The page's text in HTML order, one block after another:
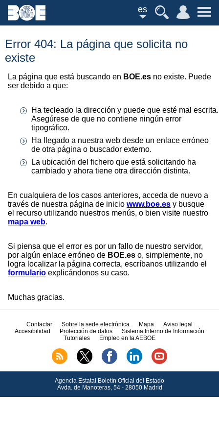
es
Error 404: La página que solicita no
existe
La página que está buscando en BOE.es no existe. Puede
ser debido a que:
Ha tecleado la dirección y puede que esté mal escrita.
Asegúrese de que no contiene ningún error
tipográfico.
Ha llegado a nuestra web desde un enlace erróneo
de otra página o buscador externo.
La ubicación del fichero que está solicitando ha
cambiado y ahora tiene otra dirección distinta.
En cualquiera de los casos anteriores, acceda de nuevo a
través de nuestra página de inicio www.boe.es y busque
el recurso utilizando nuestros menús, o bien visite nuestro
mapa web.
Si piensa que el error es por un fallo de nuestro servidor,
por algún enlace erróneo de BOE.es o, simplemente, no
logra localizar la página correcta, escríbanos utilizando el
formulario explicándonos su caso.
Muchas gracias.
Contactar Sobre la sede electrónica Mapa
Aviso legal
Accesibilidad
Protección de datos
Sistema Interno de Información
Tutoriales
Empleo en la AEBOE
Agencia Estatal Boletín Oficial del Estado
Avda.de Manoteras, 54 - 28050 Madrid